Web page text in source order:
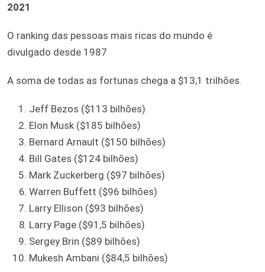
2021
O ranking das pessoas mais ricas do mundo é
divulgado desde 1987
A soma de todas as fortunas chega a $13,1 trilhões.
Jeff Bezos ($113 bilhões)
Elon Musk ($185 bilhões)
Bernard Arnault ($150 bilhões)
Bill Gates ($124 bilhões)
Mark Zuckerberg ($97 bilhões)
Warren Buffett ($96 bilhões)
Larry Ellison ($93 bilhões)
Larry Page ($91,5 bilhões)
Sergey Brin ($89 bilhões)
Mukesh Ambani ($84,5 bilhões)